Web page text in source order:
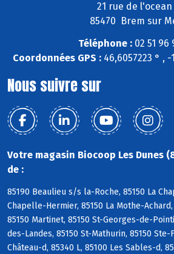
21 rue de l'ocean
85470 Brem sur
Téléphone :02 51 96
Coordonnées GPS : 46,6057223 ° ,
Nous suivre sur
Votre magasin Biocoop Les Dunes
de :
85190 Beaulieu s/s la-Roche, 85150 La
Chapelle-Hermier, 85150 La Mothe-Achard,
85150 Martinet, 85150 St-Georges-de-
des-Landes, 85150 St-Mathurin, 85150
Château-d, 85340 L, 85100 Les Sables-d,